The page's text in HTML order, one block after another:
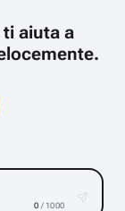
aiuta a
0 / 1000